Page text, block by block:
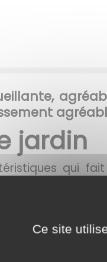
jardin
qui
Cœur de Village
des
la campagne.
Ce site